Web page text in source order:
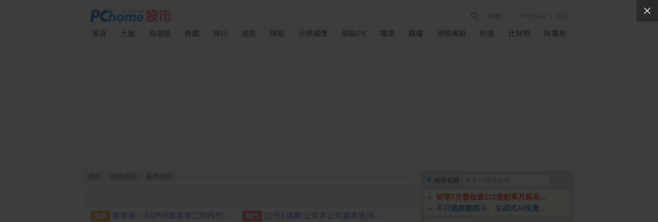
首頁 大盤 自選股 新聞 排行 選股 類股 分類報價 個股PK 權證 期權 港股美股 外匯 比特幣 除權息
最新 藥華藥：AOP仲裁案第二階段判斷出爐 財務無重大影響 熱門 [公告] 德麥:公告本公司董事會補選第二屆永續發展委員會委員一席
個股名稱
研華7月營收逾112億創單月新高...
不只跳舞翻筋斗 生成式AI視覺...